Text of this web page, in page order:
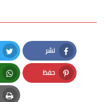
نشر
Facebook
حفظ
Pinterest